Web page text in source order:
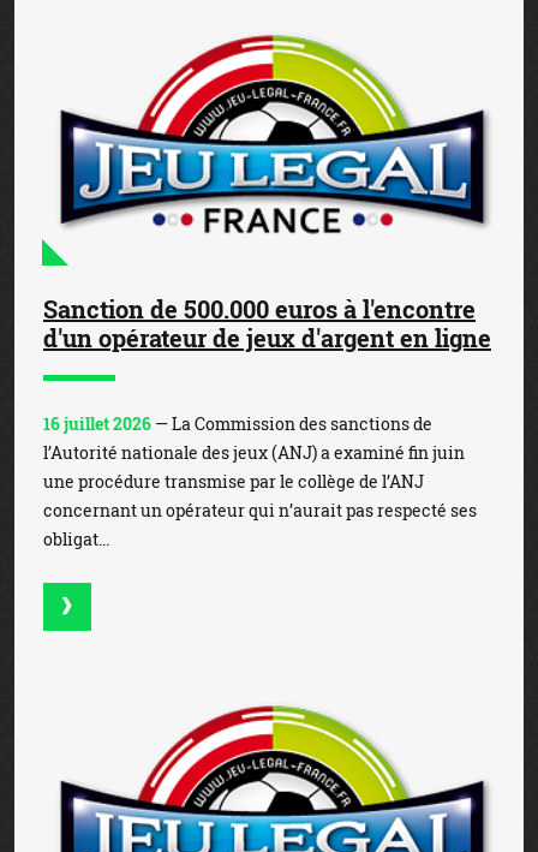
Sanction de 500.000 euros à l'encontre
d'un opérateur de jeux d'argent en ligne
16 juillet 2026 — La Commission des sanctions de
l’Autorité nationale des jeux (ANJ) a examiné fin juin
une procédure transmise par le collège de l’ANJ
concernant un opérateur qui n’aurait pas respecté ses
obligat...